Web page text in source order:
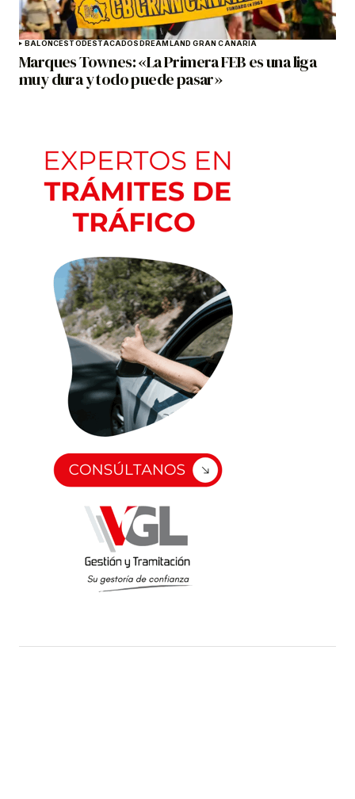
BALONCESTODESTACADOSDREAMLAND GRAN CANARIA
Marques Townes: «La Primera FEB es una liga
muy dura y todo puede pasar»